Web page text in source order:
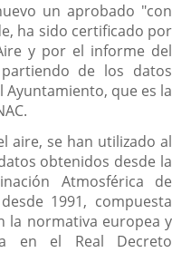
un aprobado "con
ha sido certificado por
y por el informe del
de los datos
que es la
aire, se han utilizado al
obtenidos desde la
Atmosférica de
1991, compuesta
la normativa europea y
en el Real Decreto